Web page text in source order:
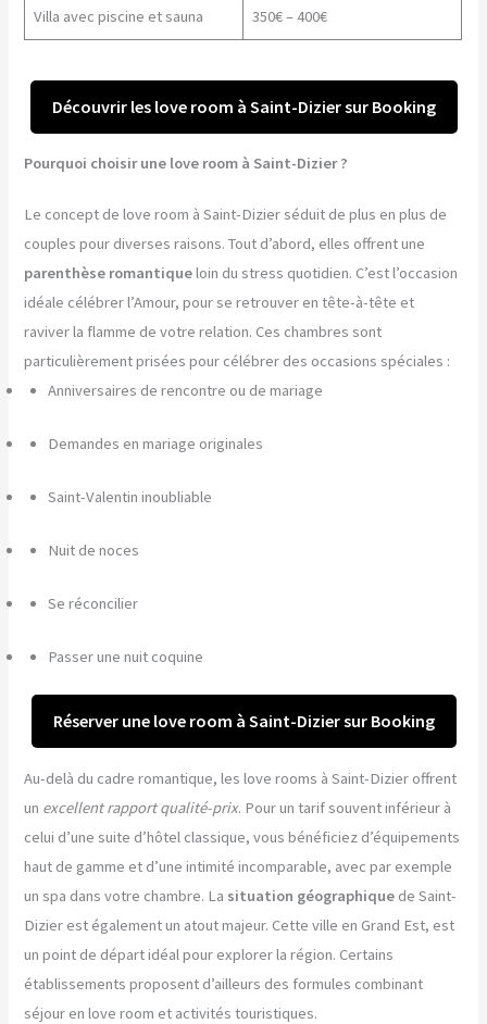
Villa avec piscine et sauna 350€ – 400€
Découvrir les love room à Saint-Dizier sur Booking
Pourquoi choisir une love room à Saint-Dizier ?
Le concept de love room à Saint-Dizier séduit de plus en plus de
couples pour diverses raisons. Tout d’abord, elles offrent une
parenthèse romantiqueloin du stress quotidien. C’est l’occasion
idéale célébrer l’Amour, pour se retrouver en tête-à-tête et
raviver la flamme de votre relation. Ces chambres sont
particulièrement prisées pour célébrer des occasions spéciales :
Anniversaires de rencontre ou de mariage
Demandes en mariage originales
Saint-Valentin inoubliable
Nuit de noces
Se réconcilier
Passer une nuit coquine
Réserver une love room à Saint-Dizier sur Booking
Au-delà du cadre romantique, les love rooms à Saint-Dizier offrent
un excellent rapport qualité-prix. Pour un tarif souvent inférieur à
celui d’une suite d’hôtel classique, vous bénéficiez d’équipements
haut de gamme et d’une intimité incomparable, avec par exemple
un spa dans votre chambre. La situation géographique de Saint-
Dizier est également un atout majeur. Cette ville en Grand Est, est
un point de départ idéal pour explorer la région. Certains
établissements proposent d’ailleurs des formules combinant
séjour en love room et activités touristiques.